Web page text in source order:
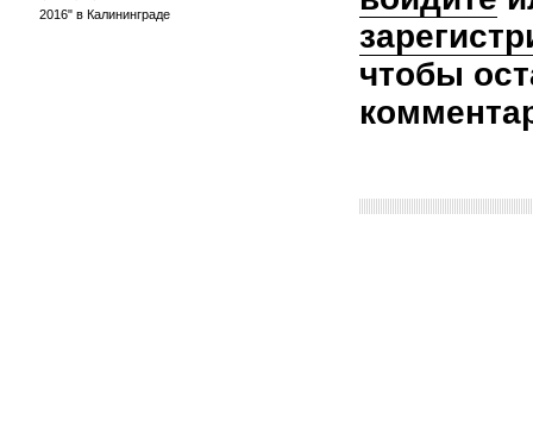
2016" в Калининграде
чтобы